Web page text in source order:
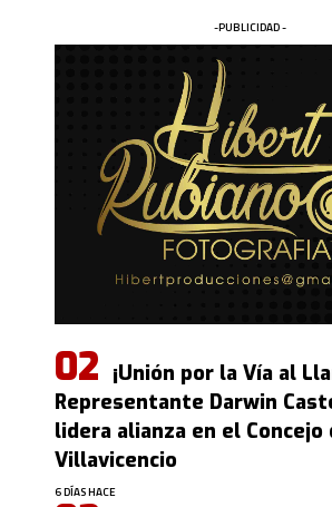
-PUBLICIDAD -
¡Unión por la Vía al
Representante Darwin
lidera alianza en el Concejo
Villavicencio
6 DÍAS HACE